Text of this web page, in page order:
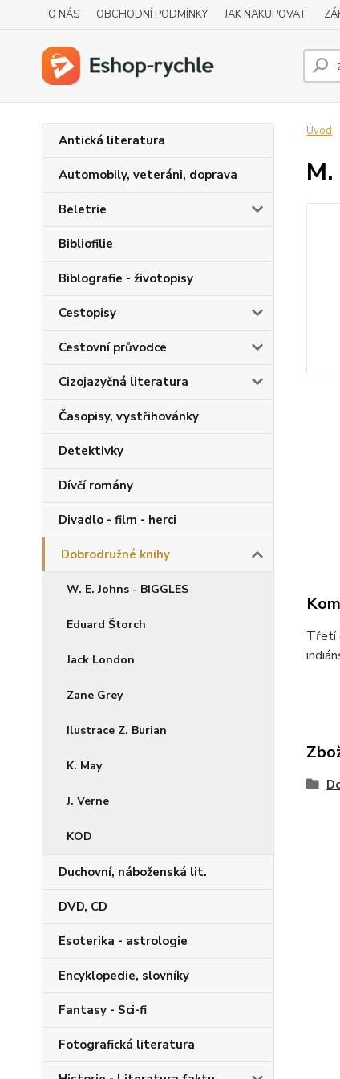
O NÁS OBCHODNÍ PODMÍNKY JAK NAKUPOVAT
Antická literatura
Automobily, veteráni, doprava
Beletrie
Bibliofilie
Biblografie - životopisy
Cestopisy
Cestovní průvodce
Cizojazyčná literatura
Časopisy, vystřihovánky
Detektivky
Dívčí romány
Divadlo - film - herci
Dobrodružné knihy
W. E. Johns - BIGGLES
Eduard Štorch
Jack London
Zane Grey
Ilustrace Z. Burian
K. May
J. Verne
KOD
Duchovní, náboženská lit.
DVD, CD
Esoterika - astrologie
Encyklopedie, slovníky
Fantasy - Sci-fi
Fotografická literatura
Úvod
Třetí